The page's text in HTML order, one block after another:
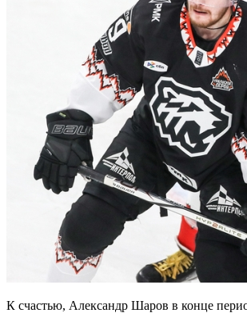
К счастью, Александр Шаров в конце